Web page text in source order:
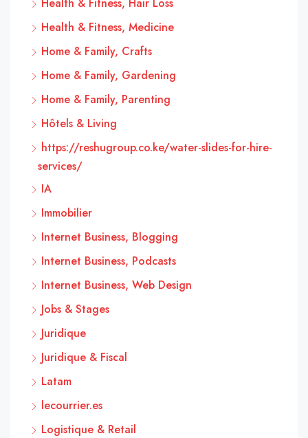
Health & Fitness, Medicine
Home & Family, Crafts
Home & Family, Gardening
Home & Family, Parenting
Hôtels & Living
https://reshugroup.co.ke/water-slides-for-hire-
services/
IA
Immobilier
Internet Business, Blogging
Internet Business, Podcasts
Internet Business, Web Design
Jobs & Stages
Juridique
Juridique & Fiscal
Latam
lecourrier.es
Logistique & Retail